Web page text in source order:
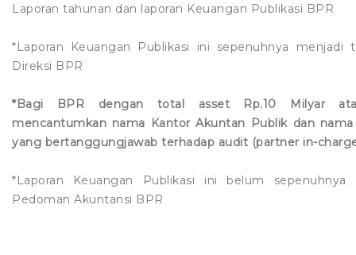
Laporan tahunan dan laporan Keuangan Publikasi BPR
*Laporan Keuangan Publikasi ini sepenuhnya menjadi
Direksi BPR
*Bagi BPR dengan total asset Rp.10 Milyar
mencantumkan nama Kantor Akuntan Publik dan
yang bertanggungjawab terhadap audit (partner in-
*Laporan Keuangan Publikasi ini belum sepenuhnya
Pedoman Akuntansi BPR